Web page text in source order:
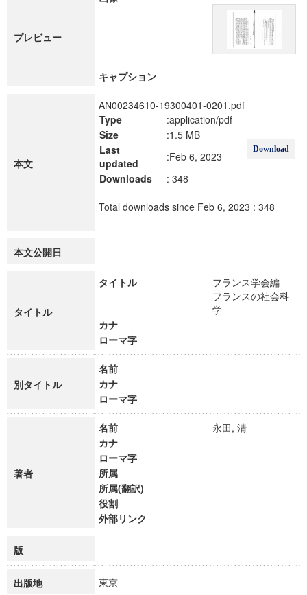
プレビュー
キャプション
本文
AN00234610-19300401-0201.pdf
Type
:application/pdf
Download
Size
:1.5 MB
Last
updated
:Feb 6, 2023
Downloads
: 348
Total downloads since Feb 6, 2023 : 348
本文公開日
タイトル
タイトル
フランス学会編
フランスの社会科
学
カナ
ローマ字
別タイトル
名前
カナ
ローマ字
著者
名前
永田, 清
カナ
ローマ字
所属
所属(翻訳)
役割
外部リンク
版
出版地 東京